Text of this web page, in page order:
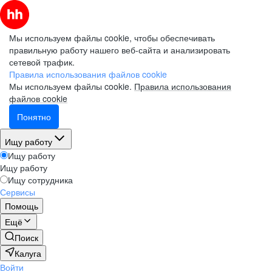
Мы используем файлы cookie, чтобы обеспечивать
правильную работу нашего веб-сайта и анализировать
сетевой трафик.
Правила использования файлов cookie
Мы используем файлы cookie. Правила использования
файлов cookie
Понятно
Ищу работу
Ищу работу
Ищу работу
Ищу сотрудника
Сервисы
Помощь
Ещё
Поиск
Калуга
Войти